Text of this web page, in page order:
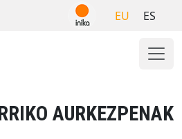
EU ES
AURKEZPENAK